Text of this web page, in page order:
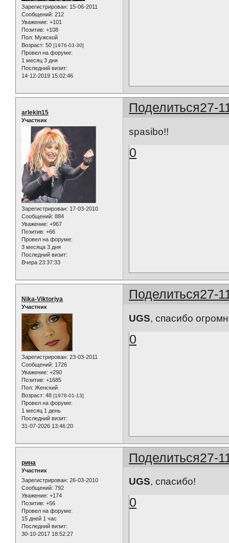
Зарегистрирован: 15-06-2011
Сообщений: 212
Уважение: +101
Позитив: +108
Пол: Мужской
Возраст: 50 [1976-03-30]
Провел на форуме:
1 месяц 3 дня
Последний визит:
14-12-2019 15:02:46
Поделиться27-
arlekin15
Участник
Зарегистрирован: 17-03-2010
Сообщений: 884
Уважение: +967
Позитив: +66
Провел на форуме:
3 месяца 3 дня
Последний визит:
Вчера 23:37:33
spasibo!!
0
Поделиться27-
Nika-Viktoriya
Участник
Зарегистрирован: 23-03-2011
Сообщений: 1726
Уважение: +290
Позитив: +1685
Пол: Женский
Возраст: 48 [1978-01-13]
Провел на форуме:
1 месяц 1 день
Последний визит:
31-07-2026 13:46:20
UGS, спасибо
0
Поделиться27-
рина
Участник
Зарегистрирован: 26-03-2010
Сообщений: 792
Уважение: +174
Позитив: +56
Провел на форуме:
15 дней 1 час
Последний визит:
30-10-2017 18:52:27
UGS, спасибо!
0